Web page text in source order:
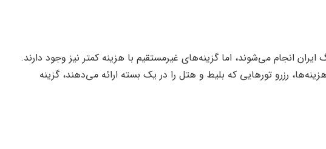
انجام می‌شوند، اما گزینه‌های غیرمستقیم با هزینه کمتر نیز وجود دارند.
رزرو تورهایی که بلیط و هتل را در یک بسته ارائه می‌دهند، گزینه